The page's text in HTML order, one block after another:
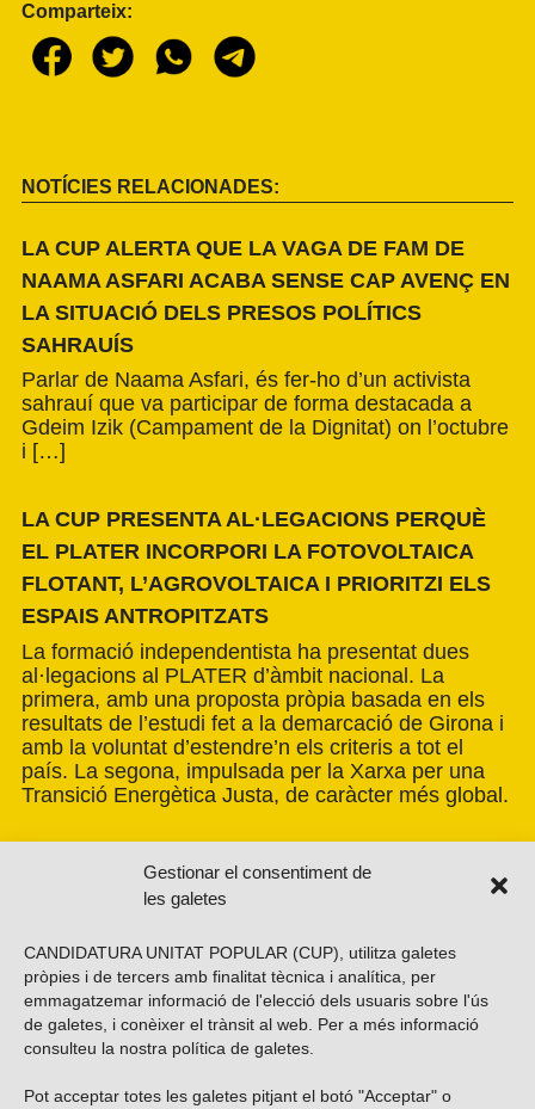
Gestionar el consentiment de
les galetes
CANDIDATURA UNITAT POPULAR (CUP), utilitza galetes
pròpies i de tercers amb finalitat tècnica i analítica, per
emmagatzemar informació de l'elecció dels usuaris sobre l'ús
de galetes, i conèixer el trànsit al web. Per a més informació
consulteu la nostra política de galetes
Pot acceptar totes les galetes pitjant el botó "Acceptar" o
Comparteix:
NOTÍCIES RELACIONADES:
LA CUP ALERTA QUE LA VAGA DE FAM DE
NAAMA ASFARI ACABA SENSE CAP AVENÇ EN
LA SITUACIÓ DELS PRESOS POLÍTICS
SAHRAUÍS
Parlar de Naama Asfari, és fer-ho d’un activista
sahrauí que va participar de forma destacada a
Gdeim Izik (Campament de la Dignitat) on l’octubre
i […]
LA CUP PRESENTA AL·LEGACIONS PERQUÈ
EL PLATER INCORPORI LA FOTOVOLTAICA
FLOTANT, L’AGROVOLTAICA I PRIORITZI ELS
ESPAIS ANTROPITZATS
La formació independentista ha presentat dues
al·legacions al PLATER d’àmbit nacional. La
primera, amb una proposta pròpia basada en els
resultats de l’estudi fet a la demarcació de Girona i
amb la voluntat d’estendre’n els criteris a tot el
país. La segona, impulsada per la Xarxa per una
Transició Energètica Justa, de caràcter més global.